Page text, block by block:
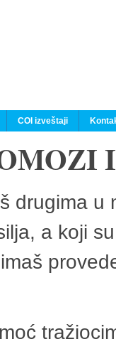
COI izveštaji
drugima
a koji